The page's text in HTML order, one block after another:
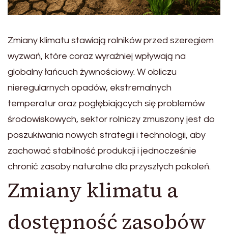
Zmiany klimatu stawiają rolników przed szeregiem
wyzwań, które coraz wyraźniej wpływają na
globalny łańcuch żywnościowy. W obliczu
nieregularnych opadów, ekstremalnych
temperatur oraz pogłębiających się problemów
środowiskowych, sektor rolniczy zmuszony jest do
poszukiwania nowych strategii i technologii, aby
zachować stabilność produkcji i jednocześnie
chronić zasoby naturalne dla przyszłych pokoleń.
Zmiany klimatu a
dostępność zasobów